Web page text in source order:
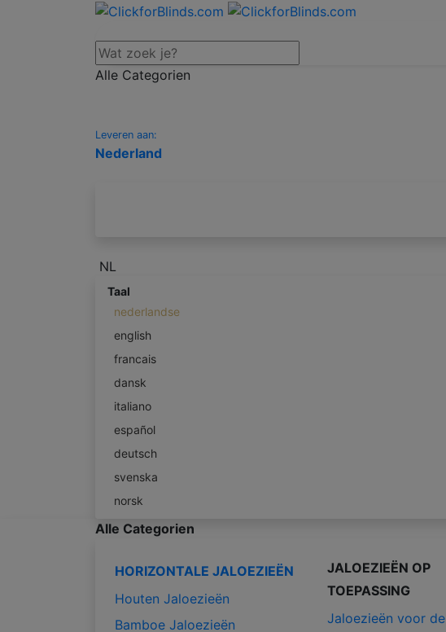
Alle Categorien
Leveren aan:
Nederland
NL
Taal
nederlandse
english
francais
dansk
italiano
español
deutsch
svenska
norsk
Alle Categorien
HORIZONTALE JALOEZIEËN
Houten Jaloezieën
Bamboe Jaloezieën
JALOEZIEËN OP
TOEPASSING
Jaloezieën voor de